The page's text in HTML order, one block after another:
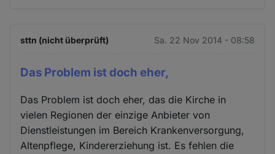
sttn (nicht überprüft) Sa. 22 Nov 2014 - 08:58
Das Problem ist doch eher,
Das Problem ist doch eher, das die Kirche in
vielen Regionen der einzige Anbieter von
Dienstleistungen im Bereich Krankenversorgung,
Altenpflege, Kindererziehung ist. Es fehlen die